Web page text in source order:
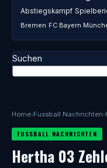
Home›Fussball Nachrichten›
FUSSBALL NACHRICHTEN
Hertha 03
Abstiegskampf
Bremen FC Bayern
Suchen